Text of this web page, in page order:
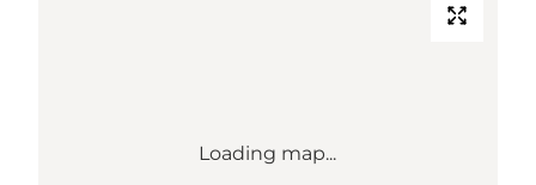
Loading map...